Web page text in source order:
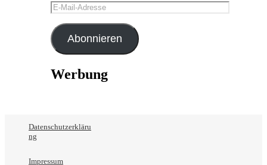
E-
Mail-
Adresse
Abonnieren
Werbung
Datenschutzerkläru
ng
Impressum